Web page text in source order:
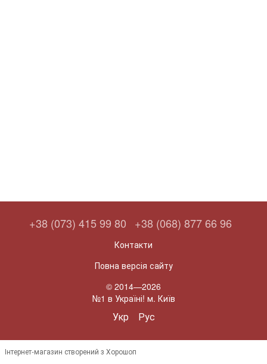
+38 (073) 415 99 80 +38 (068) 877 66 96
Контакти
Повна версія сайту
© 2014—2026
№1 в Україні! м. Київ
Укр Рус
Інтернет-магазин створений з Хорошоп